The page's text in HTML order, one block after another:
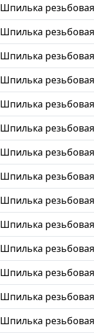
Шпилька
Шпилька
Шпилька
Шпилька
Шпилька
Шпилька
Шпилька
Шпилька
Шпилька
Шпилька
Шпилька
Шпилька
Шпилька
Шпилька